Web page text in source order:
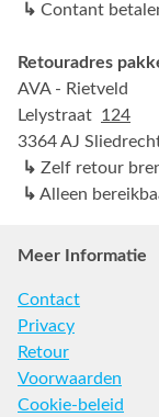
↳ Contant
Retouradres
AVA - Rietveld
Lelystraat 124
3364 AJ
↳ Zelf retour
↳ Alleen
Meer Informatie
Contact
Privacy
Retour
Voorwaarden
Cookie-beleid